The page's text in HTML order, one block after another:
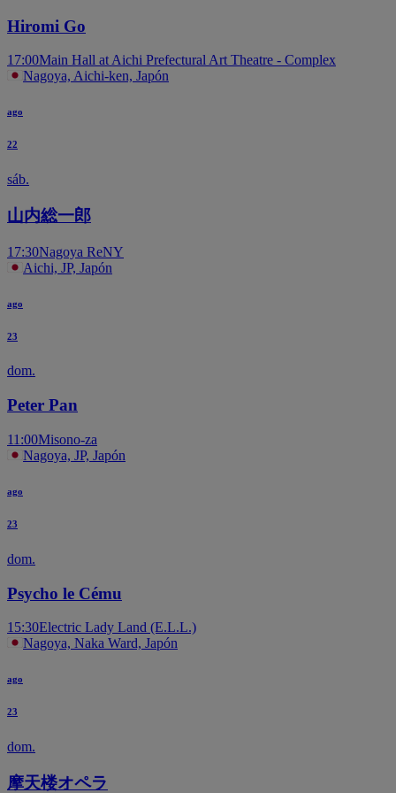
Hiromi Go
17:00Main Hall at Aichi Prefectural Art Theatre - Complex
Nagoya, Aichi-ken, Japón
ago
22
sáb.
山内総一郎
17:30Nagoya ReNY
Aichi, JP, Japón
ago
23
dom.
Peter Pan
11:00Misono-za
Nagoya, JP, Japón
ago
23
dom.
Psycho le Cému
15:30Electric Lady Land (E.L.L.)
Nagoya, Naka Ward, Japón
ago
23
dom.
摩天楼オペラ